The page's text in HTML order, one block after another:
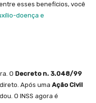
esses benefícios, você
doença e
O Decreto n. 3.048/99
Após uma Ação Civil
O INSS agora é